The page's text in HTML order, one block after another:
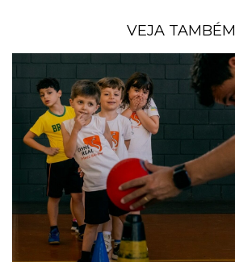
VEJA TAMBÉM